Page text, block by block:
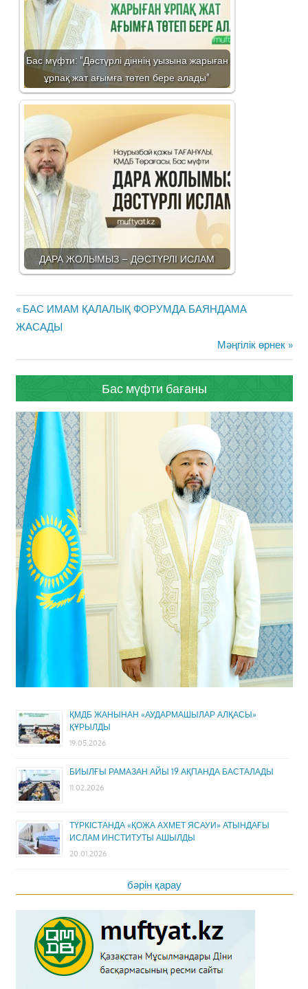
Бас мүфти: "Дәстүрлі діннің уызына жарыған
ұрпақ жат ағымға төтеп бере алады"
ДАРА ЖОЛЫМЫЗ – ДӘСТҮРЛІ ИСЛАМ
Жазба
навигациясы
Previous
Post:
БАС ИМАМ ҚАЛАЛЫҚ ФОРУМДА БАЯНДАМА
ЖАСАДЫ
Next
Post:
Мәңгілік өрнек
Бас мүфти бағаны
ҚМДБ ЖАНЫНАН «АУДАРМАШЫЛАР АЛҚАСЫ»
ҚҰРЫЛДЫ
19.05.2026
БИЫЛҒЫ РАМАЗАН АЙЫ 19 АҚПАНДА БАСТАЛАДЫ
11.02.2026
ТҮРКІСТАНДА «ҚОЖА АХМЕТ ЯСАУИ» АТЫНДАҒЫ
ИСЛАМ ИНСТИТУТЫ АШЫЛДЫ
20.01.2026
бәрін қарау